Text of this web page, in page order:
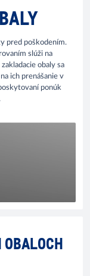
pred poškodením.
slúži na
obaly sa
ich prenášanie v
ponúk